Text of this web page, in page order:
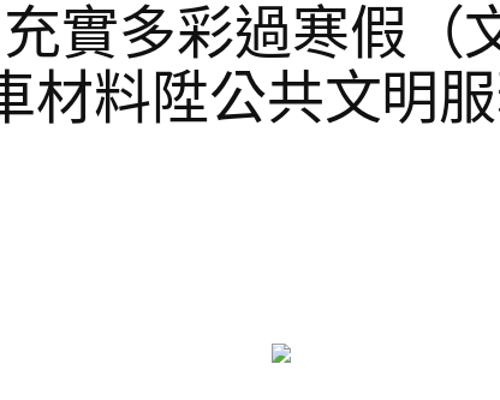
實多彩過寒假（
材料陞公共文明服